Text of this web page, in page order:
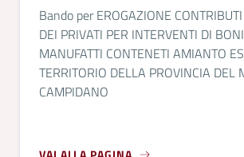
Bando per EROGAZIONE
DEI PRIVATI PER INTERVENTI DI
MANUFATTI CONTENETI AMIANTO
TERRITORIO DELLA PROVINCIA DEL
CAMPIDANO